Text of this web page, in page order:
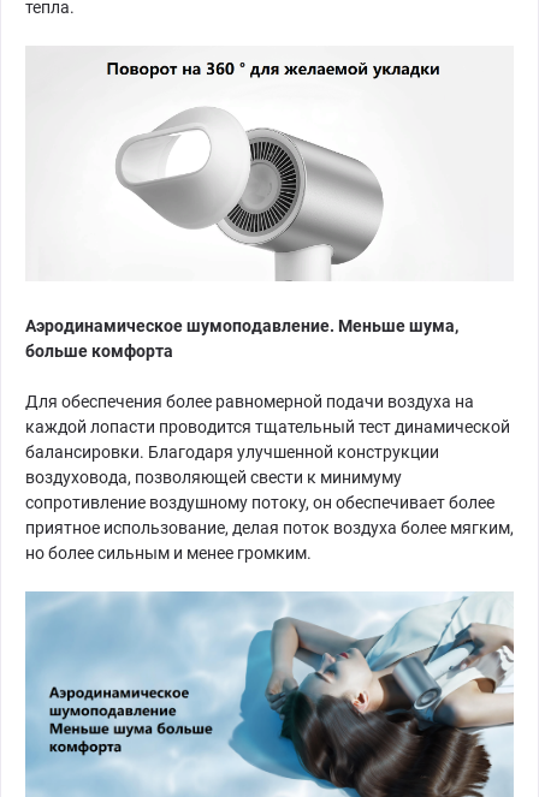
тепла.
Аэродинамическое шумоподавление. Меньше шума,
больше комфорта
Для обеспечения более равномерной подачи воздуха на
каждой лопасти проводится тщательный тест динамической
балансировки. Благодаря улучшенной конструкции
воздуховода, позволяющей свести к минимуму
сопротивление воздушному потоку, он обеспечивает более
приятное использование, делая поток воздуха более мягким,
но более сильным и менее громким.